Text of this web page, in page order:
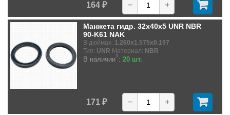
164 ₽ − +
Манжета гидр. 32x40x5 UNR NBR
90-K61 NAK
В дюймах: 1.260x1.575x0.197
Тип: UNR Материал: NBR
В наличии?: 20 шт.
171 ₽ − +